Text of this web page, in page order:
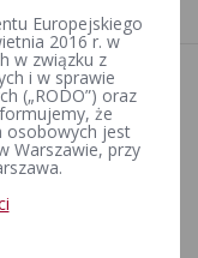
Europejskiego
2016 r. w
w związku z
i w sprawie
(„RODO”) oraz
że
osobowych jest
Warszawie, przy